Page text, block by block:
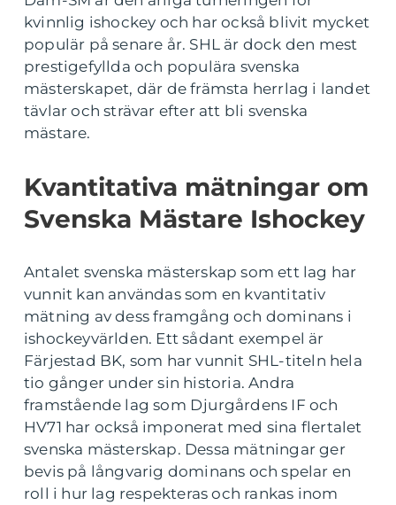
kvinnlig ishockey och har också blivit mycket
populär på senare år. SHL är dock den mest
prestigefyllda och populära svenska
mästerskapet, där de främsta herrlag i landet
tävlar och strävar efter att bli svenska
mästare.
Kvantitativa mätningar om
Svenska Mästare Ishockey
Antalet svenska mästerskap som ett lag har
vunnit kan användas som en kvantitativ
mätning av dess framgång och dominans i
ishockeyvärlden. Ett sådant exempel är
Färjestad BK, som har vunnit SHL-titeln hela
tio gånger under sin historia. Andra
framstående lag som Djurgårdens IF och
HV71 har också imponerat med sina flertalet
svenska mästerskap. Dessa mätningar ger
bevis på långvarig dominans och spelar en
roll i hur lag respekteras och rankas inom